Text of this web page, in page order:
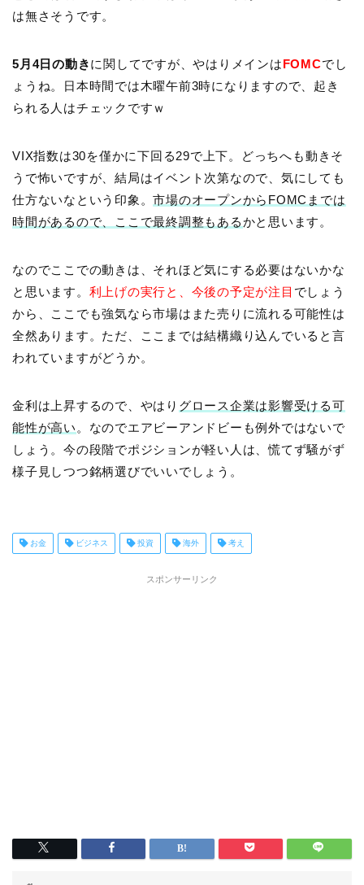
は無さそうです。
5月4日の動きに関してですが、やはりメインはFOMCでし
ょうね。日本時間では木曜午前3時になりますので、起き
られる人はチェックですｗ
VIX指数は30を僅かに下回る29で上下。どっちへも動きそ
うで怖いですが、結局はイベント次第なので、気にしても
仕方ないなという印象。市場のオープンからFOMCまでは
時間があるので、ここで最終調整もあるかと思います。
なのでここでの動きは、それほど気にする必要はないかな
と思います。 利上げの実行と、今後の予定が注目 でしょう
から、ここでも強気なら市場はまた売りに流れる可能性は
全然あります。ただ、ここまでは結構織り込んでいると言
われていますがどうか。
金利は上昇するので、やはり グロース企業は影響受ける可
能性が高い 。なのでエアビーアンドビーも例外ではないで
しょう。今の段階でポジションが軽い人は、慌てず騒がず
様子見しつつ銘柄選びでいいでしょう。
お金 ビジネス 投資 海外 考え
スポンサーリンク